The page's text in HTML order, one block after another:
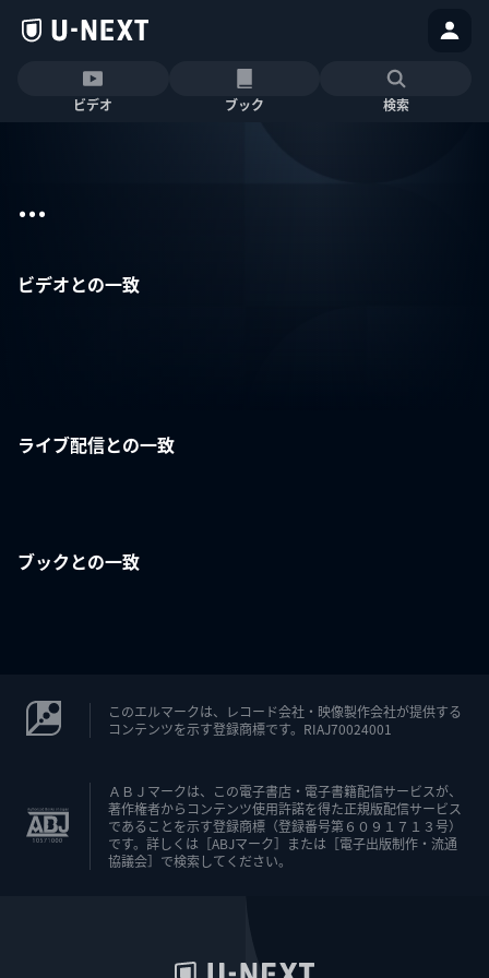
ビデオ ブック 検索
...
ビデオとの一致
ライブ配信との一致
ブックとの一致
このエルマークは、レコード会社・映像製作会社が提供する
コンテンツを示す登録商標です。RIAJ70024001
ＡＢＪマークは、この電子書店・電子書籍配信サービスが、
著作権者からコンテンツ使用許諾を得た正規版配信サービス
であることを示す登録商標（登録番号第６０９１７１３号）
です。詳しくは［ABJマーク］または［電子出版制作・流通
協議会］で検索してください。